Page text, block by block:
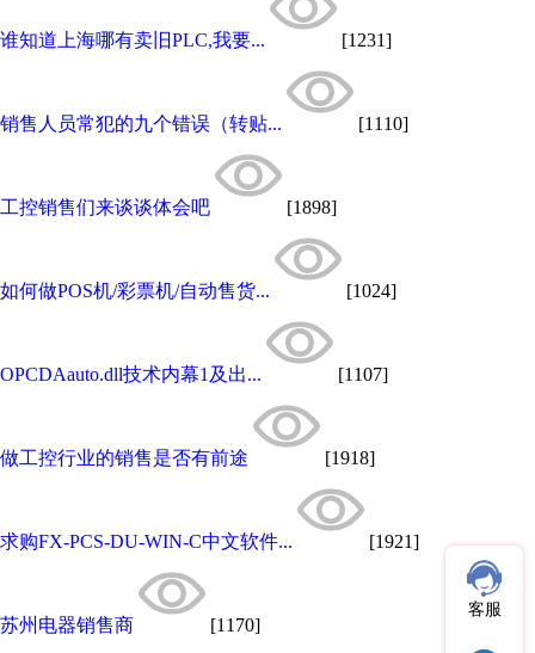
谁知道上海哪有卖旧PLC,我要... [1231]
销售人员常犯的九个错误（转贴... [1110]
工控销售们来谈谈体会吧 [1898]
如何做POS机/彩票机/自动售货... [1024]
OPCDAauto.dll技术内幕1及出... [1107]
做工控行业的销售是否有前途 [1918]
求购FX-PCS-DU-WIN-C中文软件... [1921]
苏州电器销售商 [1170]
客服